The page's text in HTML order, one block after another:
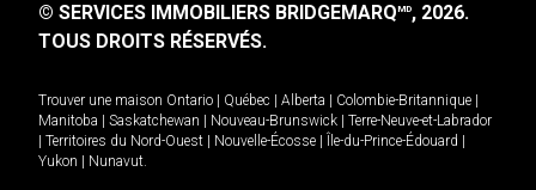
© SERVICES IMMOBILIERS BRIDGEMARQMD, 2026.
TOUS DROITS RÉSERVÉS.
Trouver une maison Ontario Québec Alberta Colombie-Britannique
Manitoba
Saskatchewan Nouveau-Brunswick
Terre-Neuve-et-Labrador
Territoires du Nord-Ouest Nouvelle-Écosse Île-du-Prince-Édouard
Yukon
Nunavut.